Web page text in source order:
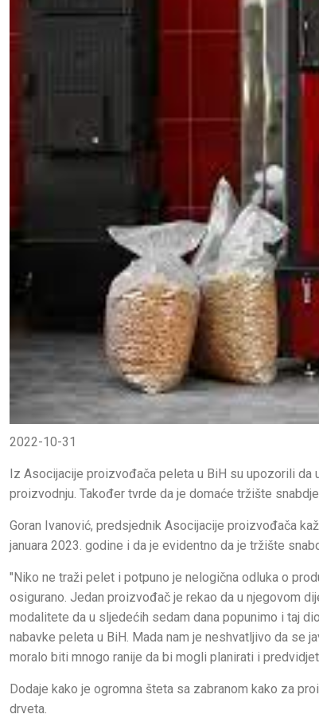
2022-10-31
Iz Asocijacije proizvođača peleta u BiH su upozorili
proizvodnju. Također tvrde da je domaće tržište
Goran Ivanović, predsjednik Asocijacije proizvođača
januara 2023. godine i da je evidentno da je tržište
"Niko ne traži pelet i potpuno je nelogična odluka o
osigurano. Jedan proizvođač je rekao da u njegovom
modalitete da u sljedećih sedam dana popunimo i taj
nabavke peleta u BiH. Mada nam je neshvatljivo da se
moralo biti mnogo ranije da bi mogli planirati i
Dodaje kako je ogromna šteta sa zabranom kako za
drveta.